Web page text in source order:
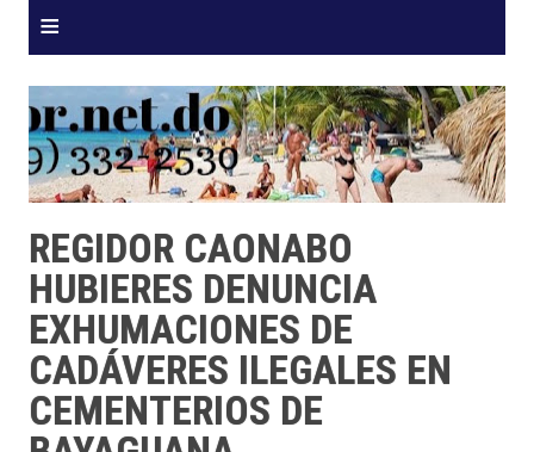
≡
REGIDOR CAONABO
HUBIERES DENUNCIA
EXHUMACIONES DE
CADÁVERES ILEGALES EN
CEMENTERIOS DE